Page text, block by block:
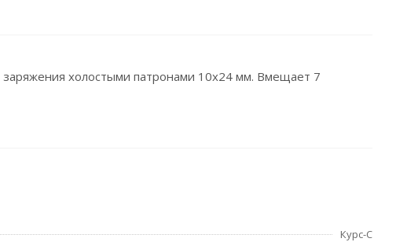
холостыми патронами 10х24 мм. Вмещает 7
Курс-С